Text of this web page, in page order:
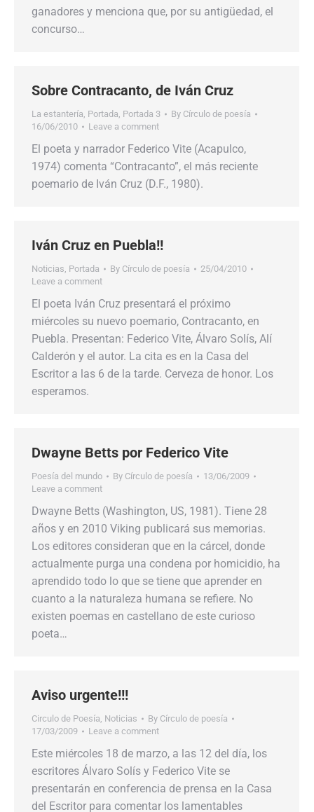
ganadores y menciona que, por su antigüedad, el
concurso…
Sobre Contracanto, de Iván Cruz
La estantería, Portada, Portada 3 By Círculo de poesía
16/06/2010
Leave a comment
El poeta y narrador Federico Vite (Acapulco,
1974) comenta “Contracanto”, el más reciente
poemario de Iván Cruz (D.F., 1980).
Iván Cruz en Puebla!!
Noticias, Portada By Círculo de poesía
25/04/2010
Leave a comment
El poeta Iván Cruz presentará el próximo
miércoles su nuevo poemario, Contracanto, en
Puebla. Presentan: Federico Vite, Álvaro Solís, Alí
Calderón y el autor. La cita es en la Casa del
Escritor a las 6 de la tarde. Cerveza de honor. Los
esperamos.
Dwayne Betts por Federico Vite
Poesía del mundo By Círculo de poesía
13/06/2009
Leave a comment
Dwayne Betts (Washington, US, 1981). Tiene 28
años y en 2010 Viking publicará sus memorias.
Los editores consideran que en la cárcel, donde
actualmente purga una condena por homicidio, ha
aprendido todo lo que se tiene que aprender en
cuanto a la naturaleza humana se refiere. No
existen poemas en castellano de este curioso
poeta…
Aviso urgente!!!
Circulo de Poesía, Noticias By Círculo de poesía
17/03/2009
Leave a comment
Este miércoles 18 de marzo, a las 12 del día, los
escritores Álvaro Solís y Federico Vite se
presentarán en conferencia de prensa en la Casa
del Escritor para comentar los lamentables